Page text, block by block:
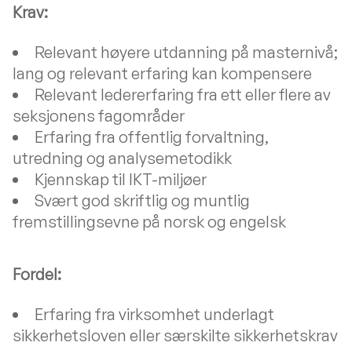
Krav:
Relevant høyere utdanning på masternivå;
lang og relevant erfaring kan kompensere
Relevant ledererfaring fra ett eller flere av
seksjonens fagområder
Erfaring fra offentlig forvaltning,
utredning og analysemetodikk
Kjennskap til IKT-miljøer
Svært god skriftlig og muntlig
fremstillingsevne på norsk og engelsk
Fordel:
Erfaring fra virksomhet underlagt
sikkerhetsloven eller særskilte sikkerhetskrav